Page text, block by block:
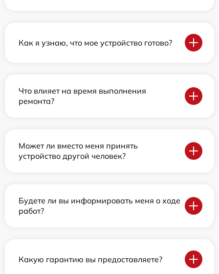
Как я узнаю, что мое устройство готово?
Что влияет на время выполнения
ремонта?
Может ли вместо меня принять
устройство другой человек?
Будете ли вы информировать меня о ходе
работ?
Какую гарантию вы предоставляете?